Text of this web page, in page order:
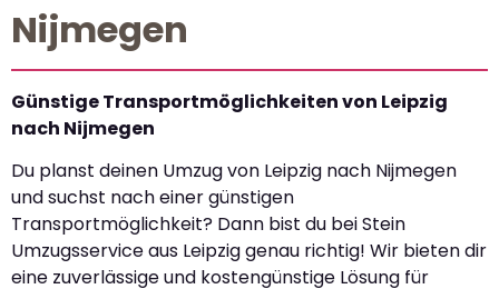
Nijmegen
Günstige Transportmöglichkeiten von Leipzig
nach Nijmegen
Du planst deinen Umzug von Leipzig nach Nijmegen
und suchst nach einer günstigen
Transportmöglichkeit? Dann bist du bei Stein
Umzugsservice aus Leipzig genau richtig! Wir bieten dir
eine zuverlässige und kostengünstige Lösung für